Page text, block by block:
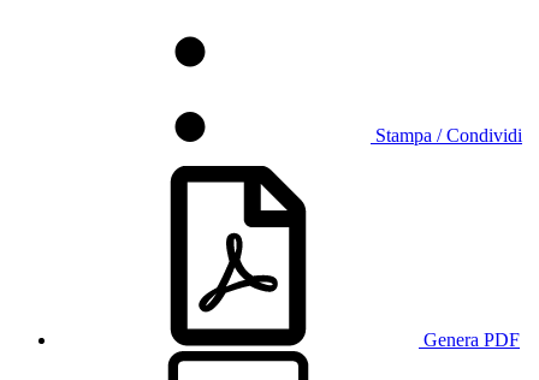
Stampa / Condividi
Genera PDF